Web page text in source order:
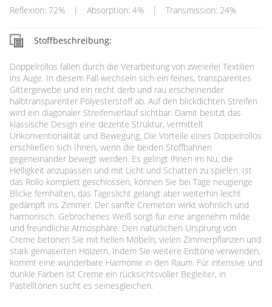
Reflexion: 72% | Absorption: 4% | Transmission: 24%
Stoffbeschreibung:
Doppelrollos fallen durch die Verarbeitung von zweierlei Textilien
ins Auge. In diesem Fall wechseln sich ein feines, transparentes
Gittergewebe und ein recht derb und rau erscheinender
halbtransparenter Polyesterstoff ab. Auf den blickdichten Streifen
wird ein diagonaler Streifenverlauf sichtbar. Damit besitzt das
klassische Design eine dezente Struktur, vermittelt
Unkonventionalität und Bewegung. Die Vorteile eines Doppelrollos
erschließen sich Ihnen, wenn die beiden Stoffbahnen
gegeneinander bewegt werden. Es gelingt Ihnen im Nu, die
Helligkeit anzupassen und mit Licht und Schatten zu spielen. Ist
das Rollo komplett geschlossen, können Sie bei Tage neugierige
Blicke fernhalten, das Tageslicht gelangt aber weiterhin leicht
gedämpft ins Zimmer. Der sanfte Cremeton wirkt wohnlich und
harmonisch. Gebrochenes Weiß sorgt für eine angenehm milde
und freundliche Atmosphäre. Den natürlichen Ursprung von
Creme betonen Sie mit hellen Möbeln, vielen Zimmerpflanzen und
stark gemaserten Hölzern. Indem Sie weitere Erdtöne verwenden,
kommt eine wunderbare Harmonie in den Raum. Für intensive und
dunkle Farben ist Creme ein rücksichtsvoller Begleiter, in
Pastelltönen sucht es seinesgleichen.